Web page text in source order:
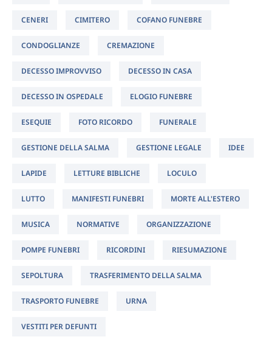
CENERI CIMITERO COFANO FUNEBRE
CONDOGLIANZE CREMAZIONE
DECESSO IMPROVVISO DECESSO IN CASA
DECESSO IN OSPEDALE ELOGIO FUNEBRE
ESEQUIE FOTO RICORDO FUNERALE
GESTIONE DELLA SALMA GESTIONE LEGALE IDEE
LAPIDE LETTURE BIBLICHE LOCULO
LUTTO MANIFESTI FUNEBRI MORTE ALL'ESTERO
MUSICA NORMATIVE ORGANIZZAZIONE
POMPE FUNEBRI RICORDINI RIESUMAZIONE
SEPOLTURA TRASFERIMENTO DELLA SALMA
TRASPORTO FUNEBRE URNA
VESTITI PER DEFUNTI